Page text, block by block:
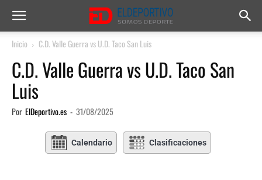
Inicio C.D. Valle Guerra vs U.D. Taco San Luis
C.D. Valle Guerra vs U.D. Taco San
Luis
Por ElDeportivo.es - 31/08/2025
Calendario Clasificaciones